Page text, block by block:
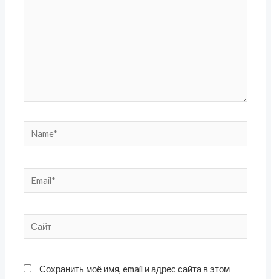
Name*
Email*
Сайт
Сохранить моё имя, email и адрес сайта в этом